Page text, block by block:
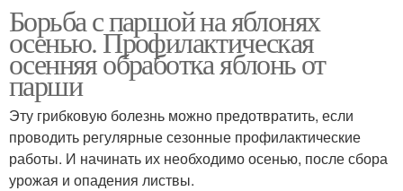
Борьба с паршой на яблонях
осенью. Профилактическая
осенняя обработка яблонь от
парши
Эту грибковую болезнь можно предотвратить, если
проводить регулярные сезонные профилактические
работы. И начинать их необходимо осенью, после сбора
урожая и опадения листвы.